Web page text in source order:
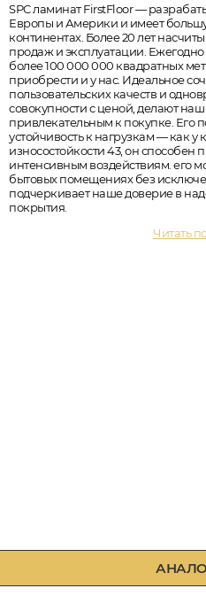
SPC ламинат FirstFloor —
Европы и Америки и имеет
континентах. Более 20 лет
продаж и эксплуатации.
более 100 000 000 квадратных
приобрести и у нас. Идеальное
пользовательских качеств и
совокупности с ценой, делают
привлекательным к покупке. Его
устойчивость к нагрузкам — как у
износостойкости 43, он способен
интенсивным воздействиям. его
бытовых помещениях без
подчеркивает наше доверие в
покрытия.
Читать